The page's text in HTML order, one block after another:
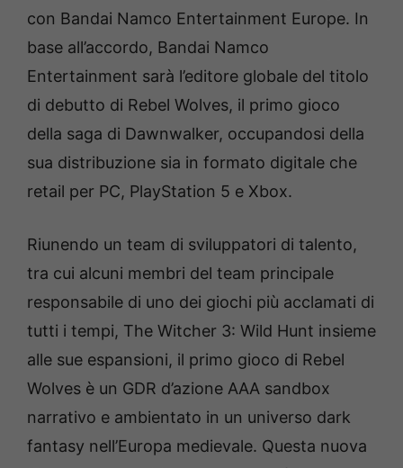
con Bandai Namco Entertainment Europe. In
base all’accordo, Bandai Namco
Entertainment sarà l’editore globale del titolo
di debutto di Rebel Wolves, il primo gioco
della saga di Dawnwalker, occupandosi della
sua distribuzione sia in formato digitale che
retail per PC, PlayStation 5 e Xbox.
Riunendo un team di sviluppatori di talento,
tra cui alcuni membri del team principale
responsabile di uno dei giochi più acclamati di
tutti i tempi, The Witcher 3: Wild Hunt insieme
alle sue espansioni, il primo gioco di Rebel
Wolves è un GDR d’azione AAA sandbox
narrativo e ambientato in un universo dark
fantasy nell’Europa medievale. Questa nuova